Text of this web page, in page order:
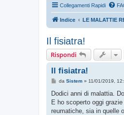
Collegamenti Rapidi
Indice LE MALATTIE
Il fisiatra!
Rispondi
Il fisiatra!
M
s
a
g
da Sistem» 11/01/2019,
Dodici anni di malattia.
E ho scoperto oggi
reumatiche, sia in quelle